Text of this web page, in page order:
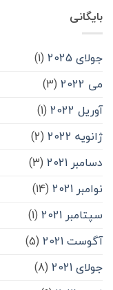
بایگانی
جولای 2025
(1)
می 2022
(3)
آوریل 2022
(1)
ژانویه 2022
(2)
دسامبر 2021
(3)
نوامبر 2021
(14)
سپتامبر 2021
(1)
آگوست 2021
(5)
جولای 2021
(8)